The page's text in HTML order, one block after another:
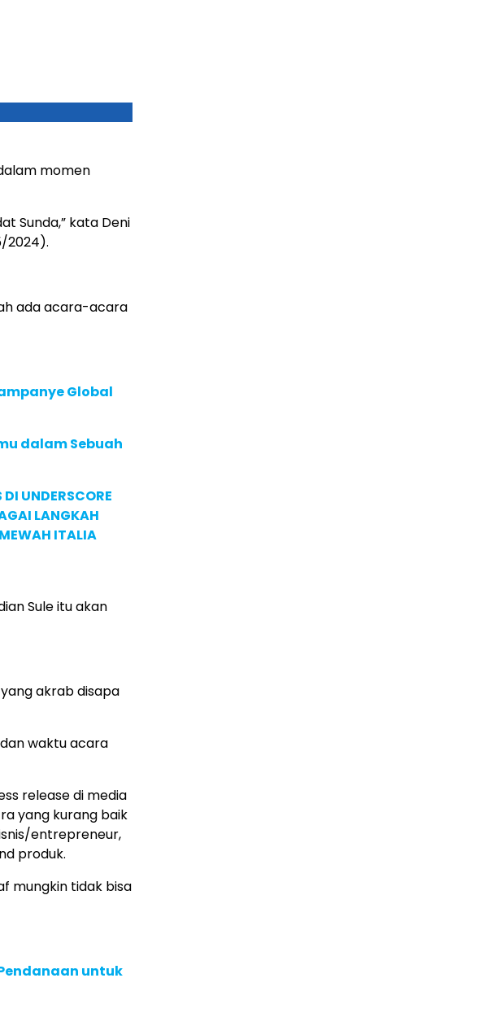
momen
Sunda,” kata Deni
2024).
ada acara-acara
Global
dalam Sebuah
UNDERSCORE
LANGKAH
ITALIA
Sule itu akan
akrab disapa
waktu acara
release di media
yang kurang baik
entrepreneur,
produk.
mungkin tidak bisa
untuk